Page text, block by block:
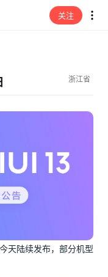
关注
浙江省
天陆续发布，部分机型